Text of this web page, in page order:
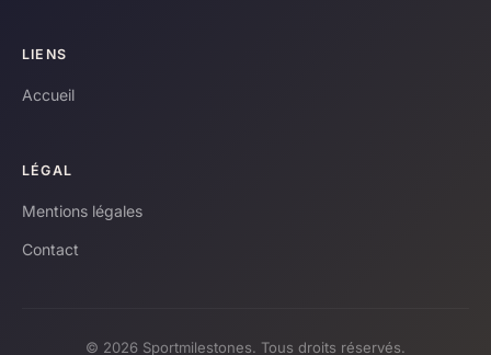
LIENS
Accueil
LÉGAL
Mentions légales
Contact
© 2026 Sportmilestones. Tous droits réservés.